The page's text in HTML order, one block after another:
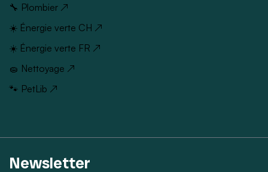
🔧 Plombier ↗
☀️ Énergie verte CH ↗
☀️ Énergie verte FR ↗
🧽 Nettoyage ↗
🐾 PetLib ↗
Newsletter